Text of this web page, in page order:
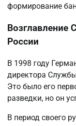
формирование
России
В 1998 году
директора
Это было его
разведки, но он
В период своего